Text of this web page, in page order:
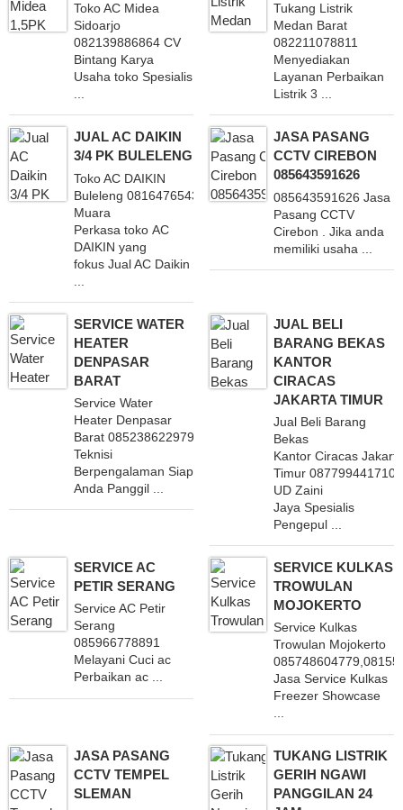
Toko AC Midea
Sidoarjo
082139886864 CV
Bintang Karya
Usaha toko Spesialis
...
Tukang Listrik
Medan Barat
082211078811
Menyediakan
Layanan Perbaikan
Listrik 3 ...
JUAL AC DAIKIN
3/4 PK BULELENG
Toko AC DAIKIN
Buleleng 081647654321 CV
Muara
Perkasa toko AC
DAIKIN yang
fokus Jual AC Daikin
JASA PASANG
CCTV CIREBON
085643591626
085643591626 Jasa
Pasang CCTV
Cirebon . Jika anda
memiliki usaha ...
SERVICE WATER
HEATER
DENPASAR
BARAT
Service Water
Heater Denpasar
Barat 085238622979 Dengan
Teknisi
Berpengalaman Siap
Anda Panggil ...
JUAL BELI
BARANG BEKAS
KANTOR
CIRACAS
JAKARTA TIMUR
Jual Beli Barang
Bekas
Kantor Ciracas
Timur 087799441710
UD Zaini
Jaya Spesialis
Pengepul ...
SERVICE AC
PETIR SERANG
Service AC Petir
Serang
085966778891
Melayani Cuci ac
Perbaikan ac ...
SERVICE KULKAS
TROWULAN
MOJOKERTO
Service Kulkas
Trowulan Mojokerto
Jasa Service Kulkas
Freezer Showcase
...
JASA PASANG
CCTV TEMPEL
SLEMAN
TUKANG LISTRIK
GERIH NGAWI
PANGGILAN 24